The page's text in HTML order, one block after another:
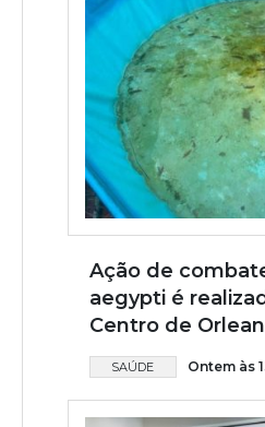
Ação de
aegypti é
Centro de
SAÚDE Ontem às